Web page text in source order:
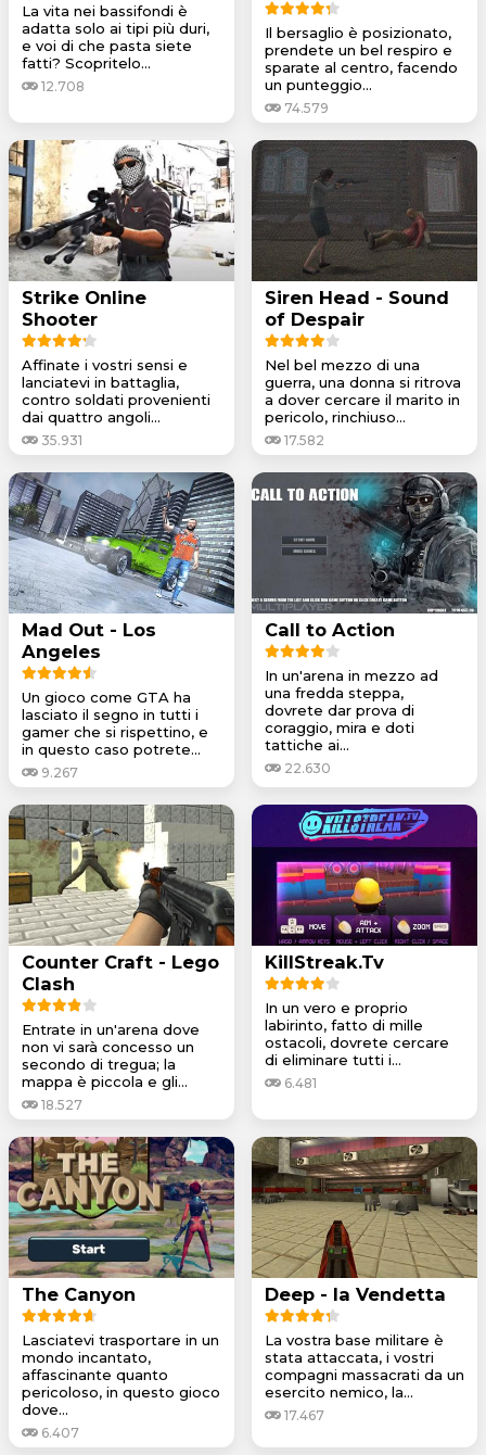
La vita nei bassifondi è
adatta solo ai tipi più duri,
e voi di che pasta siete
fatti? Scopritelo...
12.708
Il bersaglio è posizionato,
prendete un bel respiro e
sparate al centro, facendo
un punteggio...
74.579
Strike Online
Shooter
Affinate i vostri sensi e
lanciatevi in battaglia,
contro soldati provenienti
dai quattro angoli...
35.931
Siren Head - Sound
of Despair
Nel bel mezzo di una
guerra, una donna si ritrova
a dover cercare il marito in
pericolo, rinchiuso...
17.582
Mad Out - Los
Angeles
Un gioco come GTA ha
lasciato il segno in tutti i
gamer che si rispettino, e
in questo caso potrete...
9.267
Call to Action
In un'arena in mezzo ad
una fredda steppa,
dovrete dar prova di
coraggio, mira e doti
tattiche ai...
22.630
Counter Craft - Lego
Clash
Entrate in un'arena dove
non vi sarà concesso un
secondo di tregua; la
mappa è piccola e gli...
18.527
KillStreak.Tv
In un vero e proprio
labirinto, fatto di mille
ostacoli, dovrete cercare
di eliminare tutti i...
6.481
The Canyon
Lasciatevi trasportare in un
mondo incantato,
affascinante quanto
pericoloso, in questo gioco
dove...
6.407
Deep - la Vendetta
La vostra base militare è
stata attaccata, i vostri
compagni massacrati da un
esercito nemico, la...
17.467